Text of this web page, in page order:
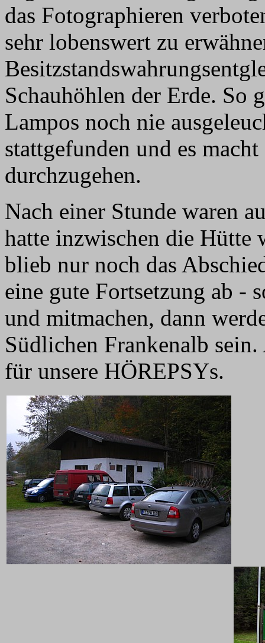
das Fotographieren
sehr lobenswert zu
Schauhöhlen der Erde. So
Lampos noch nie
stattgefunden und es
durchzugehen.
Nach einer Stunde waren
hatte inzwischen die Hütte
blieb nur noch das
eine gute Fortsetzung ab -
und mitmachen, dann
Südlichen Frankenalb
für unsere HÖREPSYs.